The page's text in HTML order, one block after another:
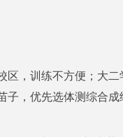
，训练不方便；大
，优先选体测综合